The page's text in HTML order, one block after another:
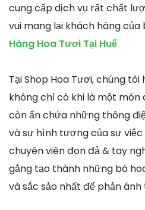
cung cấp dịch vụ rất chất
vui mang lại khách hàng của
Hàng Hoa Tươi Tại Huế
Tại Shop Hoa Tươi, chúng
không chỉ có khi là một
còn ẩn chứa những thông
và sự hình tượng của sự
chuyên viên đon đả & tay
gắng tạo thành những bó
và sắc sảo nhất để phản